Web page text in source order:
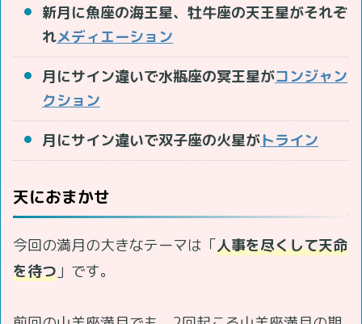
新月に魚座の海王星、牡牛座の天王星がそれぞ
れメディエーション
月にサイン違いで水瓶座の冥王星がコンジャン
クション
月にサイン違いで双子座の火星がトライン
天におまかせ
今回の満月の大きなテーマは「人事を尽くして天命
を待つ 」です。